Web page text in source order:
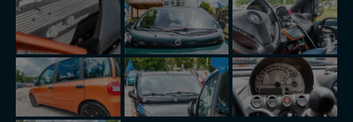
Reklamowa Kreacja Monika Borkowska, z siedzibą ul.
Wiejska 17, 11-500 Giżycko. Możesz z nami
skontaktować się za pośrednictwem tejstrony
W każdej chwili możesz: zażądać dostępu do swoich
danych, zażądać ich poprawienia lub usunięcia,
zabronić ich przetwarzania. Pamiętaj jednak, że nie
zawsze jest możliwe techniczne zrealizowanie Twoich